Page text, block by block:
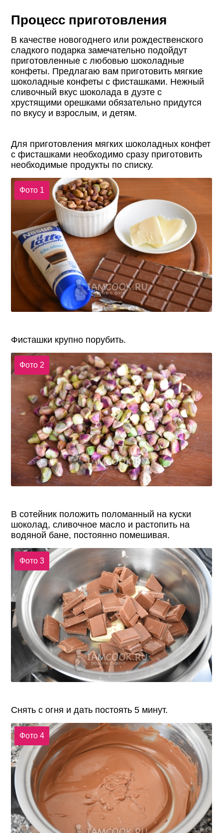
Процесс приготовления
В качестве новогоднего или рождественского
сладкого подарка замечательно подойдут
приготовленные с любовью шоколадные
конфеты. Предлагаю вам приготовить мягкие
шоколадные конфеты с фисташками. Нежный
сливочный вкус шоколада в дуэте с
хрустящими орешками обязательно придутся
по вкусу и взрослым, и детям.
Для приготовления мягких шоколадных конфет
с фисташками необходимо сразу приготовить
необходимые продукты по списку.
Фото 1
Фисташки крупно порубить.
Фото 2
В сотейник положить поломанный на куски
шоколад, сливочное масло и растопить на
водяной бане, постоянно помешивая.
Фото 3
Снять с огня и дать постоять 5 минут.
Фото 4